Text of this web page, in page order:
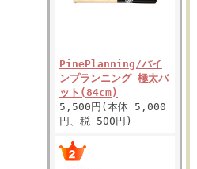
PinePlanning/パイ
ンプランニング 極太バ
ット(84cm)
5,500円(本体 5,000
円、税 500円)